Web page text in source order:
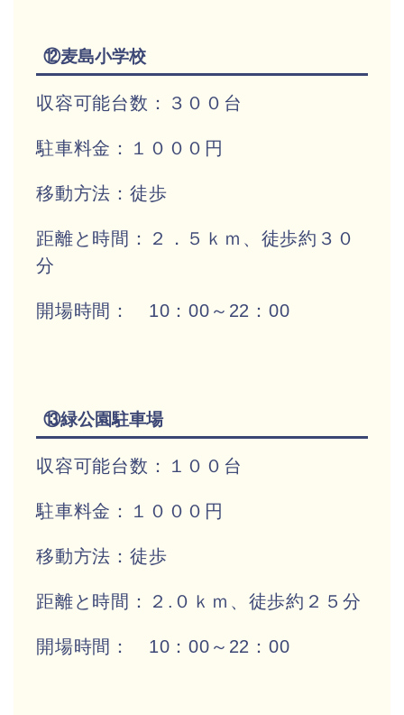
⑫麦島小学校
収容可能台数：３００台
駐車料金：１０００円
移動方法：徒歩
距離と時間：２．５ｋｍ、徒歩約３０
分
開場時間： 10：00～22：00
⑬緑公園駐車場
収容可能台数：１００台
駐車料金：１０００円
移動方法：徒歩
距離と時間：２.０ｋｍ、徒歩約２５分
開場時間： 10：00～22：00